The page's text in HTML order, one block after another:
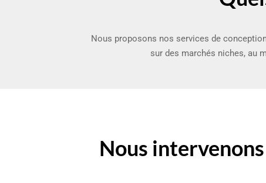
Nous proposons nos services de
sur des marchés niches, au
Nous